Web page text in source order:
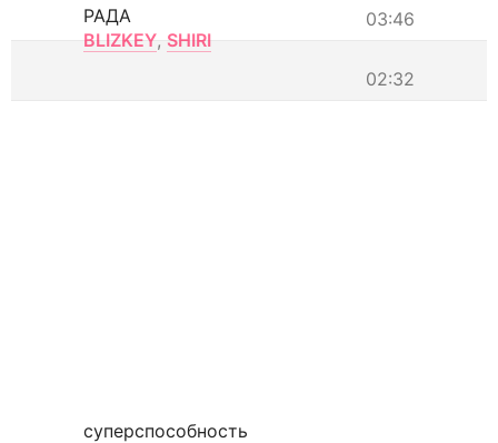
03:46
РАДА
BLIZKEY, SHIRI
02:32
суперспособность